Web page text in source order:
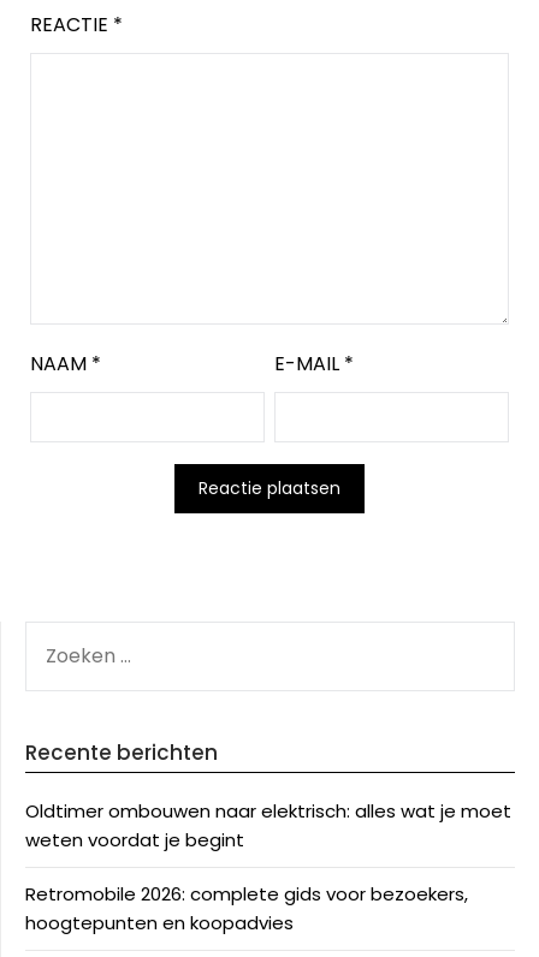
REACTIE *
NAAM * E-MAIL *
NAAR:
Recente berichten
Oldtimer ombouwen naar elektrisch: alles wat je moet
weten voordat je begint
Retromobile 2026: complete gids voor bezoekers,
hoogtepunten en koopadvies